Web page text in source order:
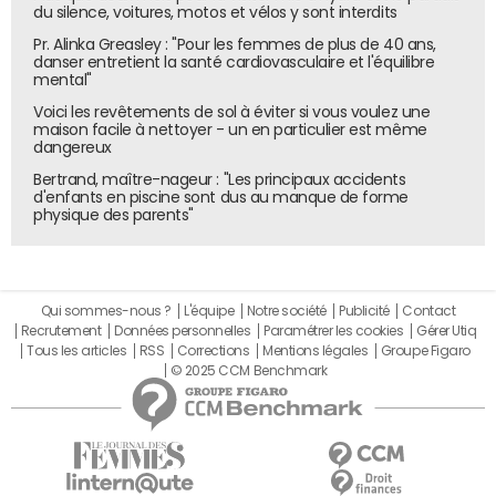
dans plus de 105 pays, avec une sélection automatique du
serveur le plus rapide. Cette optimisation limite les
interruptions, même lorsque les commerciaux passent
En plus, le service s’adapte à plusieurs appareils
simultanément. Un même abonnement peut sécuriser un
ordinateur portable, un smartphone et une tablette, ce
qui correspond aux usages concrets des équipes terrain.
personnelles lorsqu’on se connecte depuis un
emplacement de déplacement ou un réseau moins
sécurisé que celui de l’entreprise.
Une solution simple à intégrer dans les
usages professionnels
Au-delà de la technique, ExpressVPN mise sur une mise
du silence, voitures, motos et vélos y sont interdits
Pr. Alinka Greasley : "Pour les femmes de plus de 40 ans,
danser entretient la santé cardiovasculaire et l'équilibre
mental"
Voici les revêtements de sol à éviter si vous voulez une
maison facile à nettoyer - un en particulier est même
dangereux
Bertrand, maître-nageur : "Les principaux accidents
d'enfants en piscine sont dus au manque de forme
physique des parents"
Qui sommes-nous ? L'équipe Notre société Publicité
Contact
Recrutement
Données personnelles Paramétrer les cookies
Gérer Utiq
Tous les articles
RSS Corrections Mentions légales
Groupe Figaro
© 2025 CCM Benchmark